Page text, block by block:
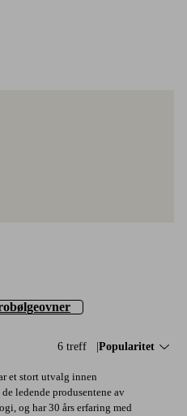
6 treff Sorter på:
Popularitet
et stort utvalg innen
ledende produsentene av
og har 30 års erfaring med